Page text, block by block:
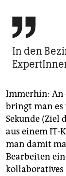

In den
Immerhin: An
bringt man es
Sekunde (Ziel
aus einem IT-
man damit
Bearbeiten
kollaboratives